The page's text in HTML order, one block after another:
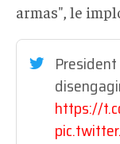
armas", le
https://